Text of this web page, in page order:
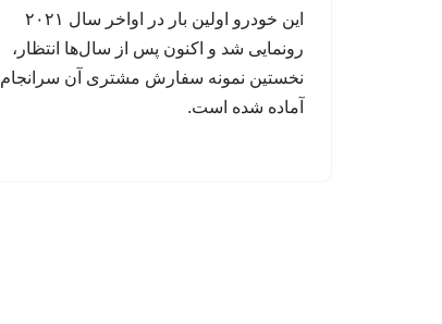
این خودرو اولین بار در اواخر سال ۲۰۲۱
رونمایی شد و اکنون پس از سال‌ها انتظار،
نخستین نمونه‌ سفارش مشتری آن سرانجام
آماده شده است.